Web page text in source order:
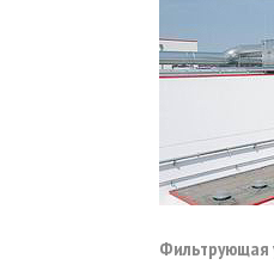
Фильтрующая